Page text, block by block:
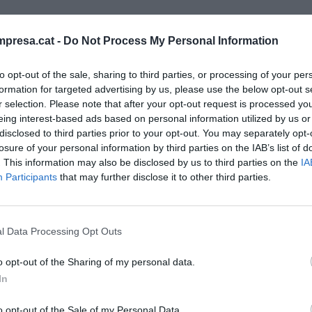
- Do Not Process My Personal Information
opt-out of the sale, sharing to third parties, or processing of your
for targeted advertising by us, please use the below opt-out
selection. Please note that after your opt-out request is processed
interest-based ads based on personal information utilized by us
to third parties prior to your opt-out. You may separately
of your personal information by third parties on the IAB’s list of
This information may also be disclosed by us to third parties on the
Participants that may further disclose it to other third parties.
Data Processing Opt Outs
opt-out of the Sharing of my personal data.
dels sectors de sistemes de
alimentaris, maquinària industrial,
empreses participants tindran unes 70 reunions
del sud-est asiàtic, amb el suport de
.
la Cambra de Sabadell destaca una sèrie
criden l'atenció la indústria
els sistemes de traçabilitat, la indústria
a la logística i l'exportació. Sobre Tailàndia,
creixement” de sectors com l'alimentació
alimentaris, la química
la indústria 4.0. Finalment, a Indonèsia es posa
de consum, les infraestructures, la
el paper i les tecnologies associades a la